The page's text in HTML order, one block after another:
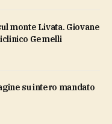
Gemelli